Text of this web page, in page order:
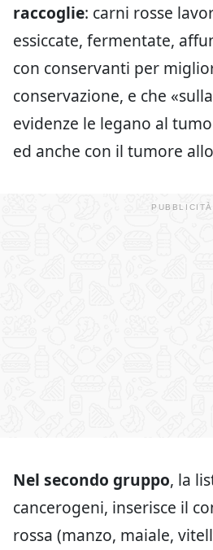
raccoglie: carni rosse
essiccate, fermentate,
con conservanti per
conservazione, e che
evidenze le legano al
ed anche con il tumore
Nel secondo gruppo, la
cancerogeni, inserisce il
rossa (manzo, maiale,